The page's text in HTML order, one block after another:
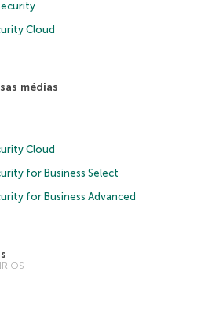
Cloud
médias
Cloud
for Business Select
for Business Advanced